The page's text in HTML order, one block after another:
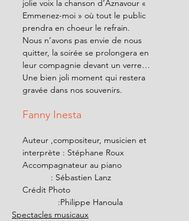
jolie voix la chanson d’Aznavour «
Emmenez-moi » où tout le public
prendra en choeur le refrain.
Nous n’avons pas envie de nous
quitter, la soirée se prolongera en
leur compagnie devant un verre…
Une bien joli moment qui restera
gravée dans nos souvenirs.
Fanny Inesta
Auteur ,compositeur, musicien et
interprète : Stéphane Roux
Accompagnateur au piano
            : Sébastien Lanz
Crédit Photo
               :Philippe Hanoula
Spectacles musicaux